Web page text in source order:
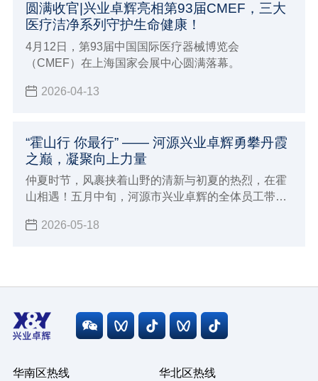
圆满收官|兴业卓辉亮相第93届CMEF，三大
医疗洁净系列守护生命健康！
4月12日，第93届中国国际医疗器械博览会
（CMEF）在上海国家会展中心圆满落幕。
2026-04-13
“霍山行 你最行” —— 河源兴业卓辉勇攀丹霞
之巅，凝聚向上力量
仲夏时节，风裹挟着山野的清新与初夏的热烈，在霍
山相遇！五月中旬，河源市兴业卓辉的全体员工带着
建之旅。
2026-05-18
华南区热线 华北区热线